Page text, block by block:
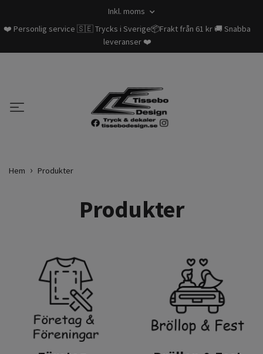
Inkl. moms
❤️ Personlig service 🇸🇪 Trycks i Sverige📦Frakt från 61 kr 🚚 Snabba
leveranser ❤️
Hem Produkter
Produkter